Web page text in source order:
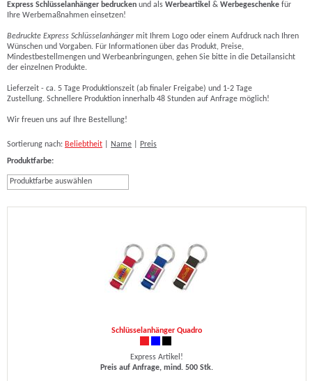
Express Schlüsselanhänger bedrucken und als Werbeartikel & Werbegeschenke für
Ihre Werbemaßnahmen einsetzen!
Bedruckte Express Schlüsselanhänger mit Ihrem Logo oder einem Aufdruck nach Ihren
Wünschen und Vorgaben. Für Informationen über das Produkt, Preise,
Mindestbestellmengen und Werbeanbringungen, gehen Sie bitte in die Detailansicht
der einzelnen Produkte.
Lieferzeit - ca. 5 Tage Produktionszeit (ab finaler Freigabe) und 1-2 Tage
Zustellung. Schnellere Produktion innerhalb 48 Stunden auf Anfrage möglich!
Wir freuen uns auf Ihre Bestellung!
Sortierung nach: Beliebtheit Name
Preis
Produktfarbe:
Produktfarbe auswählen
Schlüsselanhänger Quadro
Express Artikel!
Preis auf Anfrage, mind. 500 Stk.